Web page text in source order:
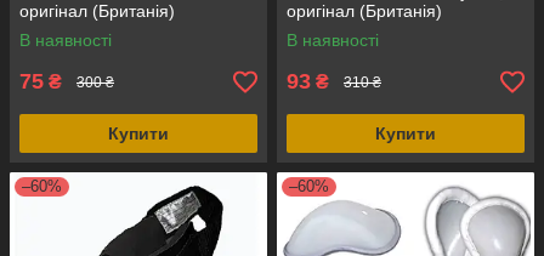
оригінал (Британія)
В наявності
75 ₴ 300 ₴
Купити
оригінал (Британія)
В наявності
93 ₴ 310 ₴
Купити
–60% –60%